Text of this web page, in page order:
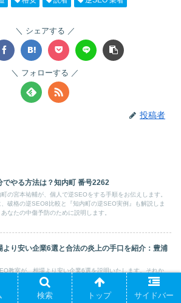
シェアする
フォローする
投稿者
でやる方法は？知内町 番号2262
の宮本祐輔が、個人で逆SEOをする手順をお伝えします。
、破格の逆SEO8比較と『知内町の逆SEO実例』も解説しま
なたの中傷予防のために説明します。
より安い企業6選と合法の炎上の手口を紹介：豊浦
教室が、相場より安い企業6選を説明いたします。それか
捕できない炎上や、豊浦町の逆SEO情報もお伝えします。
たが、炎上にあわないためにご案内します。
検索 トップ サイドバー